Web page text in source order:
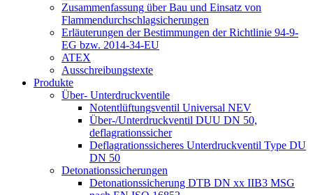
Zusammenfassung über Bau und Einsatz von
Flammendurchschlagsicherungen
Erläuterungen der Bestimmungen der Richtlinie 94-9-
EG bzw. 2014-34-EU
ATEX
Ausschreibungstexte
Produkte
Über- Unterdruckventile
Notentlüftungsventil Universal NEV
Über-/Unterdruckventil DUU DN 50,
deflagrationssicher
Deflagrationssicheres Unterdruckventil Type DU
DN 50
Detonationssicherungen
Detonationssicherung DTB DN xx IIB3 MSG